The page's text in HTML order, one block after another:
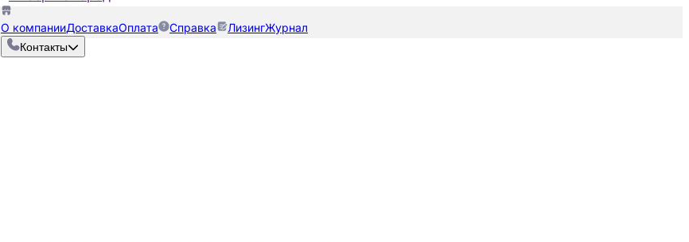
О компанииДоставкаОплата Справка ЛизингЖурнал
Контакты